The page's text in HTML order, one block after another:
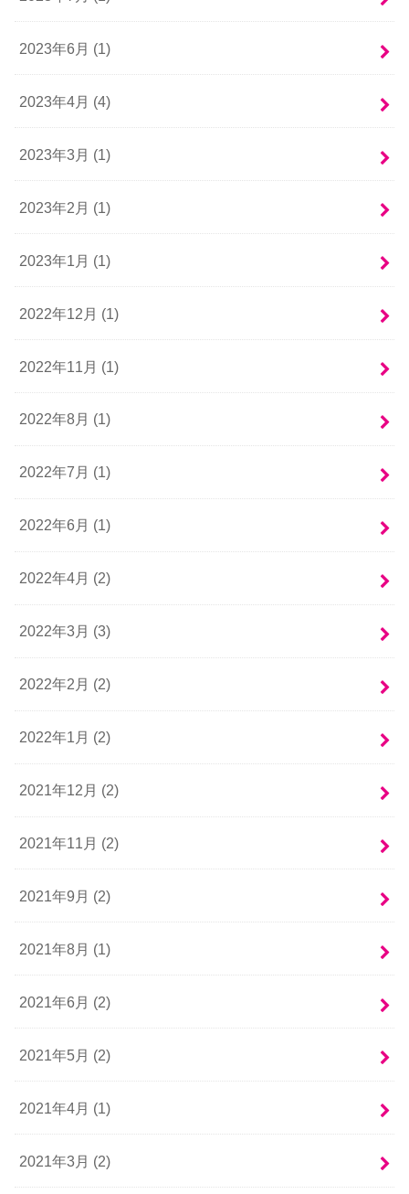
2023年6月 (1)
2023年4月 (4)
2023年3月 (1)
2023年2月 (1)
2023年1月 (1)
2022年12月 (1)
2022年11月 (1)
2022年8月 (1)
2022年7月 (1)
2022年6月 (1)
2022年4月 (2)
2022年3月 (3)
2022年2月 (2)
2022年1月 (2)
2021年12月 (2)
2021年11月 (2)
2021年9月 (2)
2021年8月 (1)
2021年6月 (2)
2021年5月 (2)
2021年4月 (1)
2021年3月 (2)